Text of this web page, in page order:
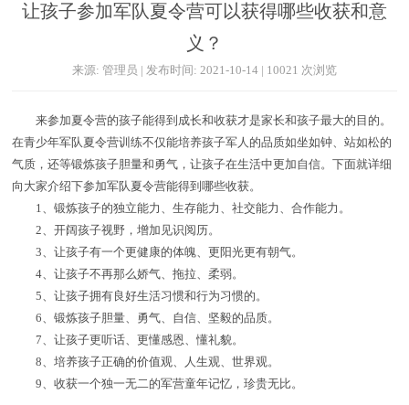
让孩子参加军队夏令营可以获得哪些收获和意
义？
来源: 管理员 | 发布时间: 2021-10-14 | 10021 次浏览
来参加夏令营的孩子能得到成长和收获才是家长和孩子最大的目的。
在青少年军队夏令营训练不仅能培养孩子军人的品质如坐如钟、站如松的
气质，还等锻炼孩子胆量和勇气，让孩子在生活中更加自信。下面就详细
向大家介绍下参加军队夏令营能得到哪些收获。
1、锻炼孩子的独立能力、生存能力、社交能力、合作能力。
2、开阔孩子视野，增加见识阅历。
3、让孩子有一个更健康的体魄、更阳光更有朝气。
4、让孩子不再那么娇气、拖拉、柔弱。
5、让孩子拥有良好生活习惯和行为习惯的。
6、锻炼孩子胆量、勇气、自信、坚毅的品质。
7、让孩子更听话、更懂感恩、懂礼貌。
8、培养孩子正确的价值观、人生观、世界观。
9、收获一个独一无二的军营童年记忆，珍贵无比。